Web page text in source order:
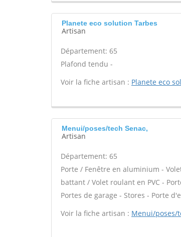
Planete eco solution Tarbes
Artisan
Département: 65
Plafond tendu -
Voir la fiche artisan : Planete eco
Menui/poses/tech Senac,
Artisan
Département: 65
Porte / Fenêtre en aluminium -
battant / Volet roulant en PVC -
Portes de garage - Stores - Porte
Voir la fiche artisan : Menui/poses/